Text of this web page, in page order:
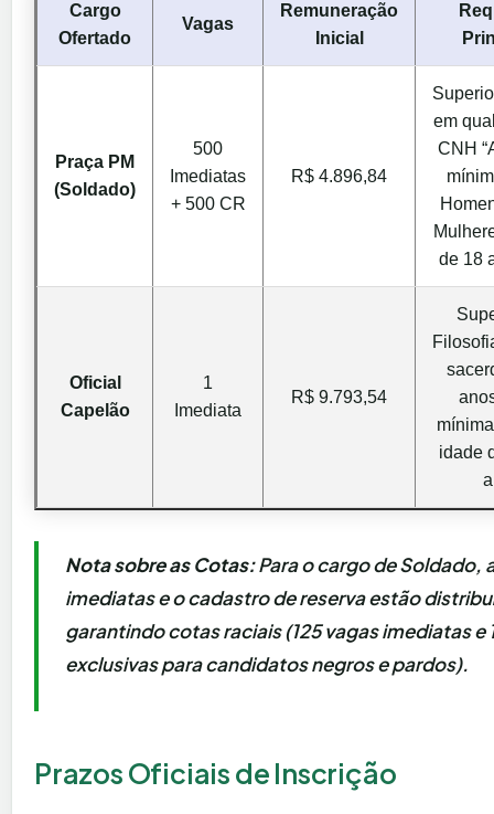
Cargo
Ofertado
Vagas
Remuneração
Inicial
Praça PM
(Soldado)
500
Imediatas
+ 500 CR
R$ 4.896,84
em
CNH
de 18
Oficial
Capelão
1
Imediata
R$ 9.793,54
idade
Nota sobre as Cotas:Para o cargo de Soldado,
imediatas e o cadastro de reserva estão
garantindo cotas raciais (125 vagas imediatas e
exclusivas para candidatos negros e pardos).
Prazos Oficiais de Inscrição